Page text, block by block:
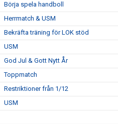
Börja spela handboll
Herrmatch & USM
Bekräfta träning för LOK stöd
USM
God Jul & Gott Nytt År
Toppmatch
Restriktioner från 1/12
USM